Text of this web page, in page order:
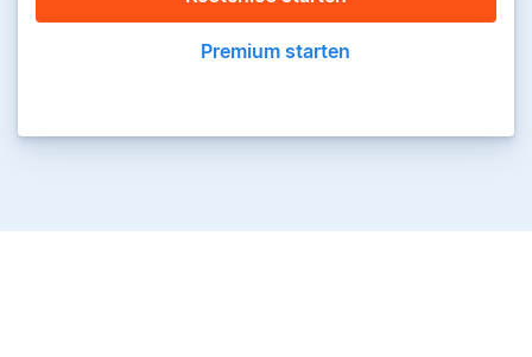
Premium starten